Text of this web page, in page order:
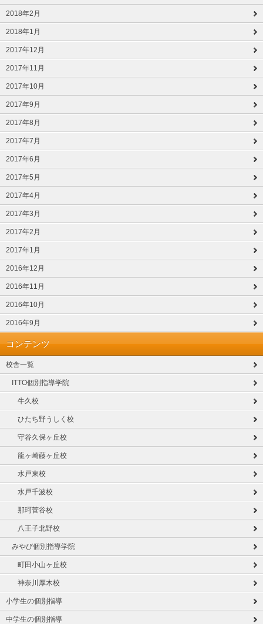
2018年2月
2018年1月
2017年12月
2017年11月
2017年10月
2017年9月
2017年8月
2017年7月
2017年6月
2017年5月
2017年4月
2017年3月
2017年2月
2017年1月
2016年12月
2016年11月
2016年10月
2016年9月
コンテンツ
校舎一覧
ITTO個別指導学院
牛久校
ひたち野うしく校
守谷久保ヶ丘校
龍ヶ崎藤ヶ丘校
水戸東校
水戸千波校
那珂菅谷校
八王子北野校
みやび個別指導学院
町田小山ヶ丘校
神奈川厚木校
小学生の個別指導
中学生の個別指導